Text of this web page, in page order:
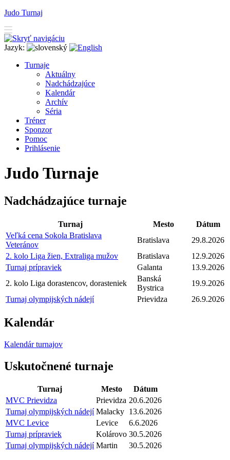
Judo Turnaj
Jazyk:
Turnaje
Aktuálny
Nadchádzajúce
Kalendár
Archív
Séria
Tréner
Sponzor
Pomoc
Prihlásenie
Judo Turnaje
Nadchádzajúce turnaje
Turnaj Mesto
Dátum
Veľká cena Sokola Bratislava
Veteránov
Bratislava
29.8.2026
2. kolo Liga žien, Extraliga mužov
Bratislava
12.9.2026
Turnaj prípraviek
Galanta
13.9.2026
2. kolo Liga dorastencov, dorasteniek
Banská
Bystrica
19.9.2026
Turnaj olympijských nádejí
Prievidza 26.9.2026
Kalendár
Kalendár turnajov
Uskutočnené turnaje
Turnaj Mesto
Dátum
MVC Prievidza
Prievidza 20.6.2026
Turnaj olympijských nádejí Malacky 13.6.2026
MVC Levice
Levice
6.6.2026
Turnaj prípraviek
Kolárovo 30.5.2026
Turnaj olympijských nádejí Martin 30.5.2026